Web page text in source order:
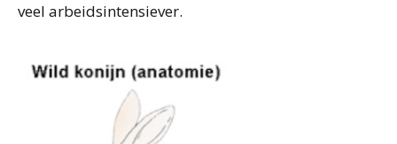
veel arbeidsintensiever.